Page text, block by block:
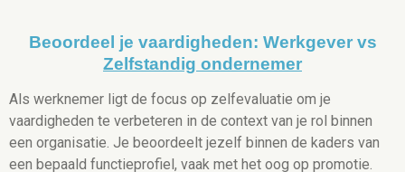
Beoordeel je vaardigheden: Werkgever vs
Zelfstandig ondernemer
Als werknemer ligt de focus op zelfevaluatie om je
vaardigheden te verbeteren in de context van je rol binnen
een organisatie. Je beoordeelt jezelf binnen de kaders van
een bepaald functieprofiel, vaak met het oog op promotie.